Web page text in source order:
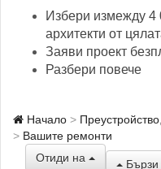
Избери измежду
архитекти от
Заяви проект
Разбери повече
Начало
Вашите ремонти
Отиди на
Бързи